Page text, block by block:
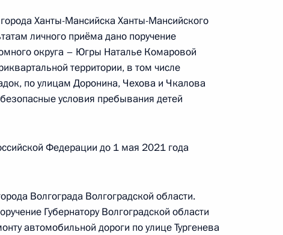
данного по итогам личного приёма
Кемеровской области – Кузбасса,
Контрольного управления
Шальковым в Приёмной Президента
Ханты-Мансийска Ханты-Мансийского
личного приёма дано поручение
округа – Югры Наталье Комаровой
территории, в том числе
по улицам Доронина, Чехова и Чкалова
условия пребывания детей
Федерации до 1 мая 2021 года
Волгограда Волгоградской области.
Губернатору Волгоградской области
автомобильной дороги по улице Тургенева